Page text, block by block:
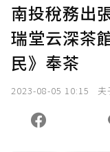
南投稅務出
瑞堂云深茶
民》奉茶
2023-08-05 10:15 夫